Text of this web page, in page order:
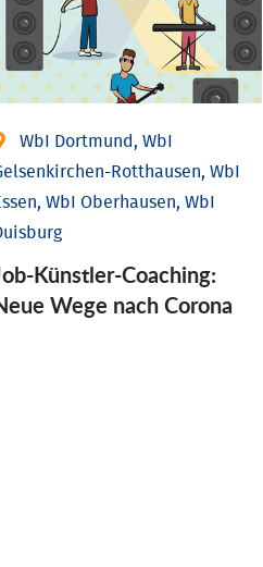
WbI Dortmund, WbI
Rotthausen, WbI
WbI Oberhausen, WbI
Künstler-Coaching:
Wege nach Corona